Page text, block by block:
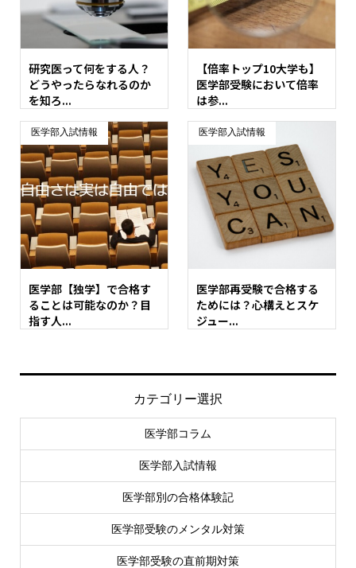
研究医って何をする人？
どうやったらなれるのか
を知ろ...
【倍率トップ10大学も】
医学部受験において倍率
は参...
医学部入試情報
医学部【独学】で合格す
ることは可能なのか？目
指す人...
医学部入試情報
医学部再受験で合格する
ためには？心構えとスケ
ジュー...
カテゴリー選択
医学部コラム
医学部入試情報
医学部別の合格体験記
医学部受験のメンタル対策
医学部受験の直前期対策